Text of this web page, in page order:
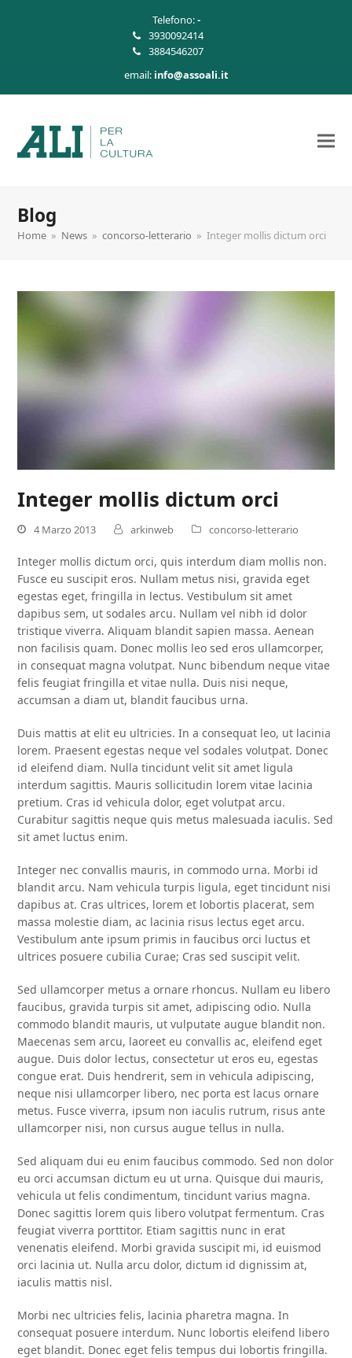
Telefono:-
3930092414
3884546207
email: info@assoali.it
Blog
Home » News » concorso-letterario » Integer mollis dictum orci
Integer mollis dictum orci
4 Marzo 2013 arkinweb concorso-letterario
Integer mollis dictum orci, quis interdum diam mollis non.
Fusce eu suscipit eros. Nullam metus nisi, gravida eget
egestas eget, fringilla in lectus. Vestibulum sit amet
dapibus sem, ut sodales arcu. Nullam vel nibh id dolor
tristique viverra. Aliquam blandit sapien massa. Aenean
non facilisis quam. Donec mollis leo sed eros ullamcorper,
in consequat magna volutpat. Nunc bibendum neque vitae
felis feugiat fringilla et vitae nulla. Duis nisi neque,
accumsan a diam ut, blandit faucibus urna.
Duis mattis at elit eu ultricies. In a consequat leo, ut lacinia
lorem. Praesent egestas neque vel sodales volutpat. Donec
id eleifend diam. Nulla tincidunt velit sit amet ligula
interdum sagittis. Mauris sollicitudin lorem vitae lacinia
pretium. Cras id vehicula dolor, eget volutpat arcu.
Curabitur sagittis neque quis metus malesuada iaculis. Sed
sit amet luctus enim.
Integer nec convallis mauris, in commodo urna. Morbi id
blandit arcu. Nam vehicula turpis ligula, eget tincidunt nisi
dapibus at. Cras ultrices, lorem et lobortis placerat, sem
massa molestie diam, ac lacinia risus lectus eget arcu.
Vestibulum ante ipsum primis in faucibus orci luctus et
ultrices posuere cubilia Curae; Cras sed suscipit velit.
Sed ullamcorper metus a ornare rhoncus. Nullam eu libero
faucibus, gravida turpis sit amet, adipiscing odio. Nulla
commodo blandit mauris, ut vulputate augue blandit non.
Maecenas sem arcu, laoreet eu convallis ac, eleifend eget
augue. Duis dolor lectus, consectetur ut eros eu, egestas
congue erat. Duis hendrerit, sem in vehicula adipiscing,
neque nisi ullamcorper libero, nec porta est lacus ornare
metus. Fusce viverra, ipsum non iaculis rutrum, risus ante
ullamcorper nisi, non cursus augue tellus in nulla.
Sed aliquam dui eu enim faucibus commodo. Sed non dolor
eu orci accumsan dictum eu ut urna. Quisque dui mauris,
vehicula ut felis condimentum, tincidunt varius magna.
Donec sagittis lorem quis libero volutpat fermentum. Cras
feugiat viverra porttitor. Etiam sagittis nunc in erat
venenatis eleifend. Morbi gravida suscipit mi, id euismod
orci lacinia ut. Nulla arcu dolor, dictum id dignissim at,
iaculis mattis nisl.
Morbi nec ultricies felis, lacinia pharetra magna. In
consequat posuere interdum. Nunc lobortis eleifend libero
eget blandit. Donec eget felis tempus dui lobortis fringilla.